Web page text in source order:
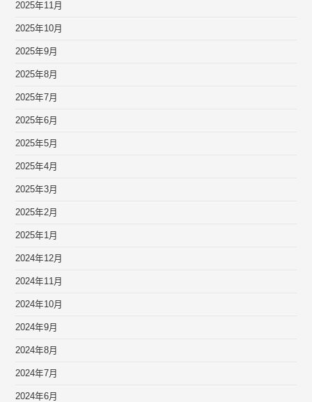
2025年11月
2025年10月
2025年9月
2025年8月
2025年7月
2025年6月
2025年5月
2025年4月
2025年3月
2025年2月
2025年1月
2024年12月
2024年11月
2024年10月
2024年9月
2024年8月
2024年7月
2024年6月